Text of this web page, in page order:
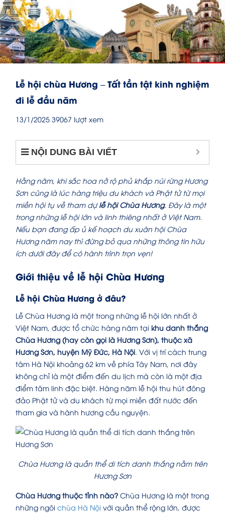
Lễ hội chùa Hương – Tất tần tật kinh nghiệm
đi lễ đầu năm
13/1/2025 39067 lượt xem
NỘI DUNG BÀI VIẾT
Hằng năm, khi sắc hoa nở rộ phủ khắp núi rừng Hương
Sơn cũng là lúc hàng triệu du khách và Phật tử từ mọi
miền hội tụ về tham dựlễ hội Chùa Hương. Đây là một
trong những lễ hội lớn và linh thiêng nhất ở Việt Nam.
Nếu bạn đang ấp ủ kế hoạch du xuân hội Chùa
Hương năm nay thì đừng bỏ qua những thông tin hữu
ích dưới đây để có hành trình trọn vẹn!
Giới thiệu về lễ hội Chùa Hương
Lễ hội Chùa Hương ở đâu?
Lễ Chùa Hương là một trong những lễ hội lớn nhất ở
Việt Nam, được tổ chức hàng năm tại khu danh thắng
Chùa Hương (hay còn gọi là Hương Sơn), thuộc xã
Hương Sơn, huyện Mỹ Đức, Hà Nội. Với vị trí cách trung
tâm Hà Nội khoảng 62 km về phía Tây Nam, nơi đây
không chỉ là một điểm đến du lịch mà còn là một địa
điểm tâm linh đặc biệt. Hàng năm lễ hội thu hút đông
đảo Phật tử và du khách từ mọi miền đất nước đến
tham gia và hành hương cầu nguyện.
Chùa Hương là quần thể di tích danh thắng nằm trên
Hương Sơn
Chùa Hương thuộc tỉnh nào? Chùa Hương là một trong
những ngôi chùa Hà Nội với quần thể rộng lớn, được